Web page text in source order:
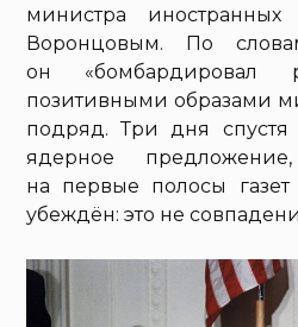
министра
Воронцовым. По
он «бомбардировал
позитивными образами
подряд. Три дня спустя
ядерное
на первые полосы
убеждён: это не